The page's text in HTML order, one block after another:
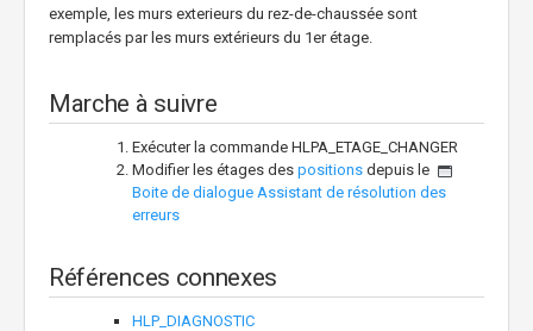
exemple, les murs exterieurs du rez-de-chaussée sont
remplacés par les murs extérieurs du 1er étage.
Marche à suivre
Exécuter la commande HLPA_ETAGE_CHANGER
Modifier les étages des positions depuis le
Boite de dialogue Assistant de résolution des
erreurs
Références connexes
HLP_DIAGNOSTIC